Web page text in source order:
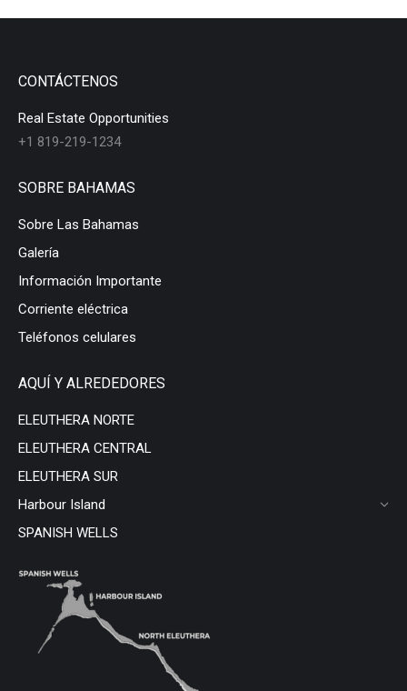
CONTÁCTENOS
Real Estate Opportunities
+1 819-219-1234
SOBRE BAHAMAS
Sobre Las Bahamas
Galería
Información Importante
Corriente eléctrica
Teléfonos celulares
AQUÍ Y ALREDEDORES
ELEUTHERA NORTE
ELEUTHERA CENTRAL
ELEUTHERA SUR
Harbour Island
SPANISH WELLS